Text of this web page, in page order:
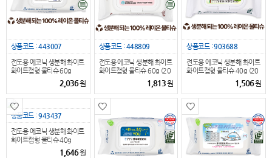
상품코드 :443007
전도용 에코닉 생분해 화이트
화이트캡형 물티슈 60g
2,036원
상품코드 :448809
전도용 에코닉 생분해 화이트
화이트캡형 물티슈 60g (20
1,813원
상품코드 :903688
전도용 에코닉 생분해 화이트
화이트캡형 물티슈 40g (20
1,506원
상품코드 :943437
전도용 에코닉 생분해 화이트
화이트캡형 물티슈 40g
1,646원